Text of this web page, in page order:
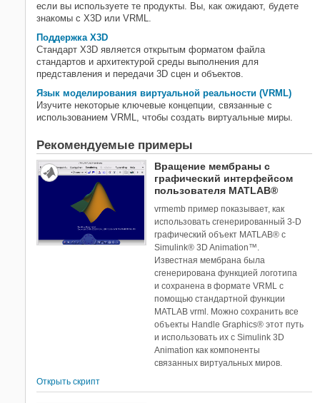
если вы используете те продукты. Вы, как ожидают, будете
знакомы с X3D или VRML.
Поддержка X3D
Стандарт X3D является открытым форматом файла
стандартов и архитектурой среды выполнения для
представления и передачи 3D сцен и объектов.
Язык моделирования виртуальной реальности (VRML)
Изучите некоторые ключевые концепции, связанные с
использованием VRML, чтобы создать виртуальные миры.
Рекомендуемые примеры
Вращение мембраны с
графический интерфейсом
пользователя MATLAB®
vrmemb пример показывает, как
использовать сгенерированный 3-D
графический объект MATLAB® с
Simulink® 3D Animation™.
Известная мембрана была
сгенерирована функцией логотипа
и сохранена в формате VRML с
помощью стандартной функции
MATLAB vrml. Можно сохранить все
объекты Handle Graphics® этот путь
и использовать их с Simulink 3D
Animation как компоненты
связанных виртуальных миров.
Открыть скрипт